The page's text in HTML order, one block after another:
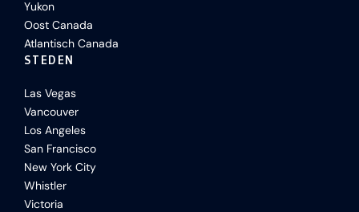
Yukon
Oost Canada
Atlantisch Canada
STEDEN
Las Vegas
Vancouver
Los Angeles
San Francisco
New York City
Whistler
Victoria